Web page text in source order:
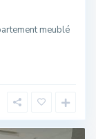
meublé